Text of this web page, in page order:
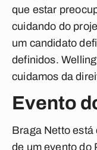
que estar
cuidando do
um candidato
definidos.
cuidamos da
Evento
Braga Netto
de um evento do